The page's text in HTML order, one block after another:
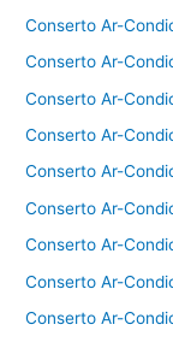
Conserto Ar-
Conserto Ar-
Conserto Ar-
Conserto Ar-
Conserto Ar-
Conserto Ar-
Conserto Ar-
Conserto Ar-
Conserto Ar-